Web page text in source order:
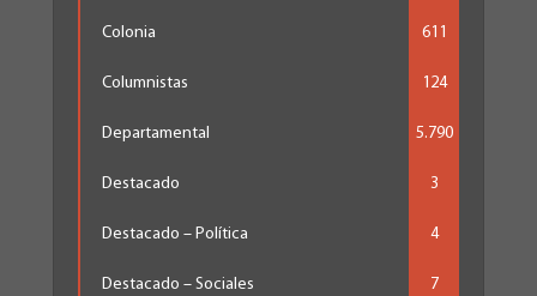
Colonia 611
Columnistas 124
Departamental 5.790
Destacado 3
Destacado – Política 4
Destacado – Sociales 7